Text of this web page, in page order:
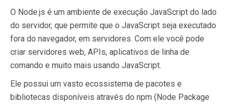
O Node.js é um ambiente de execução JavaScript do lado
do servidor, que permite que o JavaScript seja executado
fora do navegador, em servidores. Com ele você pode
criar servidores web, APIs, aplicativos de linha de
comando e muito mais usando JavaScript.
Ele possui um vasto ecossistema de pacotes e
bibliotecas disponíveis através do npm (Node Package